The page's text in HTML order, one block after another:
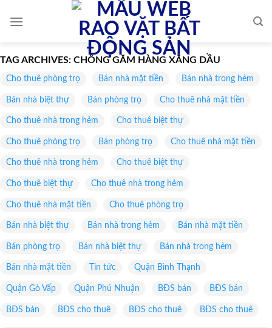
TAG ARCHIVES: CHỐNG GĂM HÀNG XĂNG DẦU
Cho thuê phòng trọ Bán nhà mặt tiền Bán nhà trong hẻm
Bán nhà biệt thự Bán phòng trọ Cho thuê nhà mặt tiền
Cho thuê nhà trong hẻm Cho thuê biệt thự
Cho thuê phòng trọ Bán phòng trọ Cho thuê nhà mặt tiền
Cho thuê nhà trong hẻm Cho thuê biệt thự
Cho thuê biệt thự Cho thuê nhà trong hẻm
Cho thuê nhà mặt tiền Cho thuê phòng trọ
Bán nhà biệt thự Bán nhà trong hẻm Bán nhà mặt tiền
Bán phòng trọ Bán nhà biệt thự Bán nhà trong hẻm
Bán nhà mặt tiền Tin tức Quận Bình Thạnh
Quận Gò Vấp Quận Phú Nhuận BĐS bán BĐS bán
BĐS bán BĐS cho thuê BĐS cho thuê BĐS cho thuê